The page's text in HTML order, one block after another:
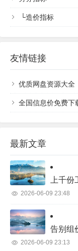
└造价指标
友情链接
优质网盘资源大全
全国信息价免费下
最新文章
2026-06-09 23:48
2026-06-09 23:13